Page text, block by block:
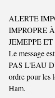
ALERTE
IMPROPRE
JEMEPPE
Le message
PAS L'EAU
ordre pour les
Ham.